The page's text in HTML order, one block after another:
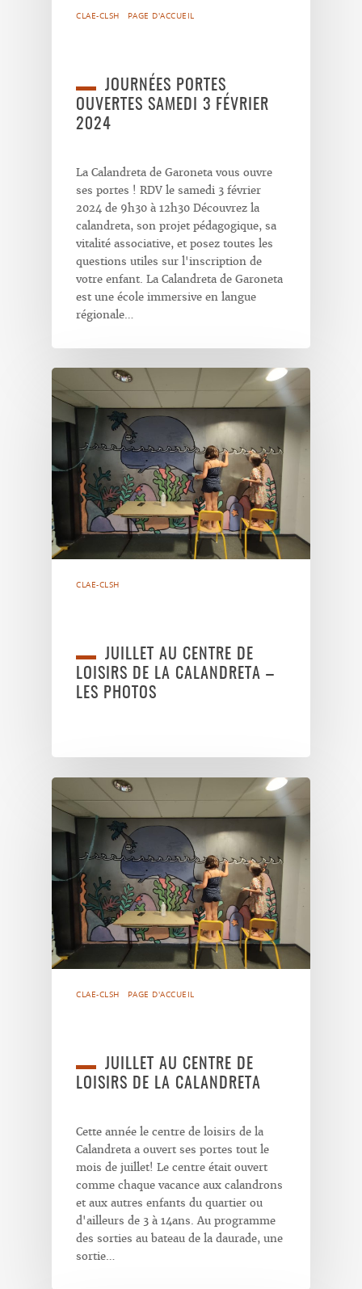
CLAE-CLSH PAGE D'ACCUEIL
JOURNÉES PORTES
OUVERTES SAMEDI 3 FÉVRIER
2024
La Calandreta de Garoneta vous ouvre
ses portes ! RDV le samedi 3 février
2024 de 9h30 à 12h30 Découvrez la
calandreta, son projet pédagogique, sa
vitalité associative, et posez toutes les
questions utiles sur l'inscription de
votre enfant. La Calandreta de Garoneta
est une école immersive en langue
régionale…
CLAE-CLSH
JUILLET AU CENTRE DE
LOISIRS DE LA CALANDRETA –
LES PHOTOS
CLAE-CLSH PAGE D'ACCUEIL
JUILLET AU CENTRE DE
LOISIRS DE LA CALANDRETA
Cette année le centre de loisirs de la
Calandreta a ouvert ses portes tout le
mois de juillet! Le centre était ouvert
comme chaque vacance aux calandrons
et aux autres enfants du quartier ou
d'ailleurs de 3 à 14ans. Au programme
des sorties au bateau de la daurade, une
sortie…